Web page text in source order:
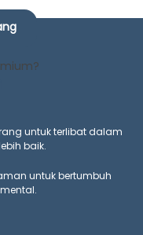
untuk terlibat dalam
baik.
untuk bertumbuh